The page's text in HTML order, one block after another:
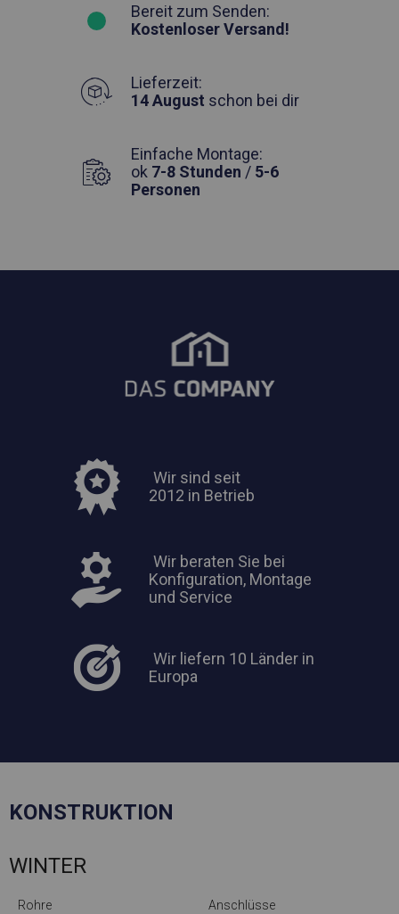
Bereit zum Senden:
Kostenloser Versand!
Lieferzeit:
14 August schon bei dir
Einfache Montage:
ok 7-8 Stunden / 5-6
Personen
Wir sind seit
2012 in Betrieb
Wir beraten Sie bei
Konfiguration, Montage
und Service
Wir liefern 10 Länder in
Europa
KONSTRUKTION
WINTER
Rohre Anschlüsse